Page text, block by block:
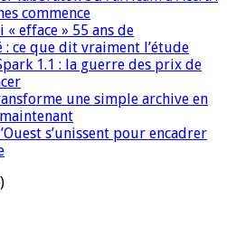
commence
« efface » 55 ans de
ce que dit vraiment l’étude
1.1 : la guerre des prix de
une simple archive en
s’unissent pour encadrer